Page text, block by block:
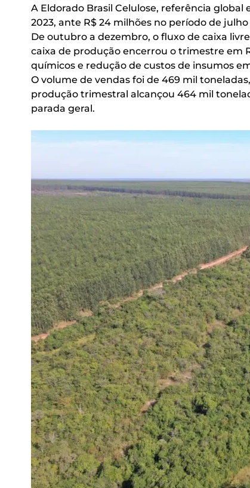
A Eldorado Brasil Celulose, referência
2023, ante R$ 24 milhões no período de
De outubro a dezembro, o fluxo de caixa livre
caixa de produção encerrou o trimestre em
químicos e redução de custos de insumos
O volume de vendas foi de 469 mil
produção trimestral alcançou 464 mil
parada geral.